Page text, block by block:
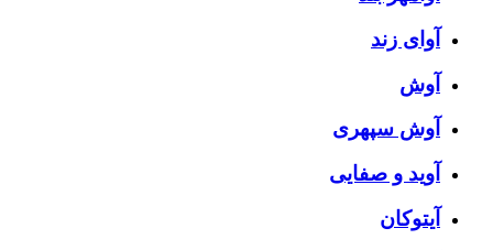
آوای زند
آوش
آوش سپهری
آوید و صفایی
آیتوکان